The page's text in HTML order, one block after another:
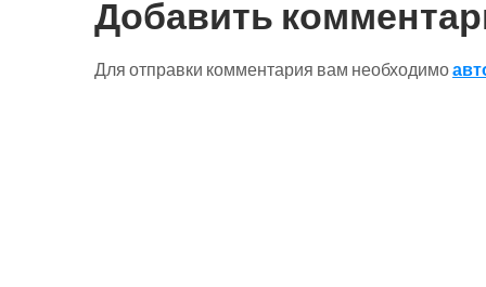
записям
Добавить
Для отправки комментария вам необходимо